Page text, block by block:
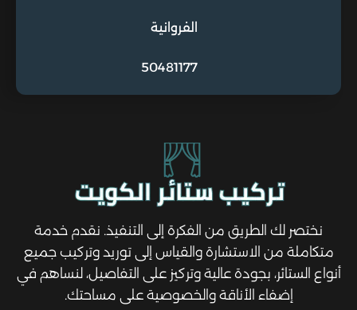
الفروانية
50481177
نختصر لك الطريق من الفكرة إلى التنفيذ. نقدم خدمة
متكاملة من الاستشارة والقياس إلى توريد وتركيب جميع
أنواع الستائر، بجودة عالية وتركيز على التفاصيل، لنساهم في
إضفاء الأناقة والخصوصية على مساحتك.